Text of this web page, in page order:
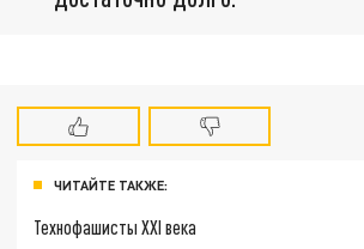
ЧИТАЙТЕ ТАКЖЕ:
Технофашисты XXI века